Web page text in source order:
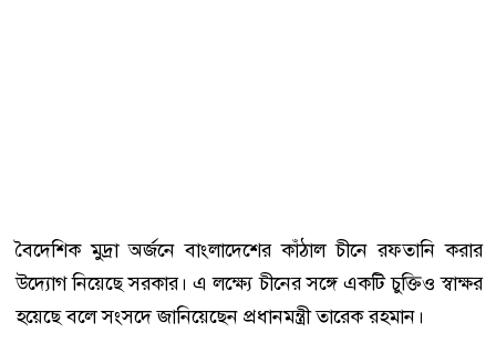
বৈদেশিক মুদ্রা অর্জনে বাংলাদেশের কাঁঠাল চীনে রফতানি করার
উদ্যোগ নিয়েছে সরকার। এ লক্ষ্যে চীনের সঙ্গে একটি চুক্তিও স্বাক্ষর
হয়েছে বলে সংসদে জানিয়েছেন প্রধানমন্ত্রী তারেক রহমান।